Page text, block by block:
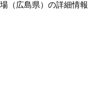
（広島県）の詳細情報